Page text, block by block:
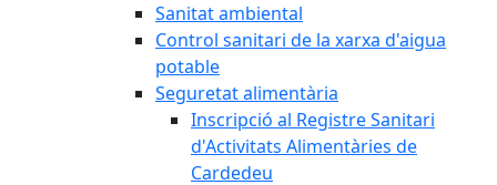
Sanitat ambiental
Control sanitari de la xarxa d'aigua
potable
Seguretat alimentària
Inscripció al Registre Sanitari
d'Activitats Alimentàries de
Cardedeu